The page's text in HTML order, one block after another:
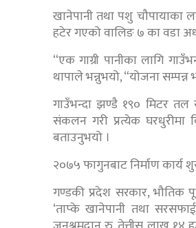
खानेपानी तथा पशु चौपायाका
हटेर गएको वालिङ ७ का वडा
“एक गाग्री पानीका लागि
थापाले भन्नुभयो, “योजना
गाउँभन्दा झण्डै १९० मिटर तल
संकलन गरी प्रत्येक घरधुरीमा
बताउनुभयो ।
२०७५ फागुनबाट निर्माण कार्य
गण्डकी प्रदेश सरकार, भौतिक
‘ताप्के खानेपानी तथा